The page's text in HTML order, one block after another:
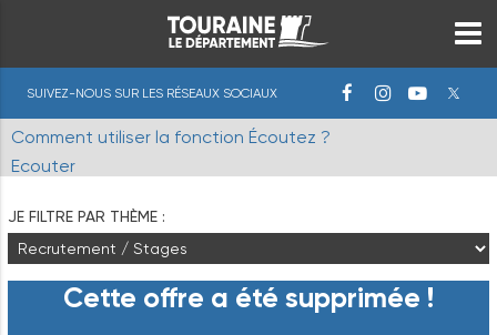
SUIVEZ-NOUS SUR LES RÉSEAUX SOCIAUX
Comment utiliser la fonction Écoutez ?
Ecouter
JE FILTRE PAR THÈME :
Cette offre a été supprimée !